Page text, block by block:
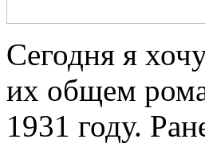
Сегодня я
их общем
1931 году.